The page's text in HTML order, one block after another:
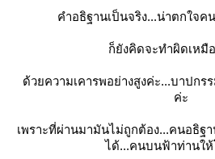
คำอธิฐานเป็นจริง...น่าตกใจค
ก็ยังคิดจะทำผิดเหมื
ด้วยความเคารพอย่างสูงค่ะ...บาปก
ค่ะ
เพราะที่ผ่านมามันไม่ถูกต้อง...คนอธิ
ได้...คนบนฟ้าท่านให้